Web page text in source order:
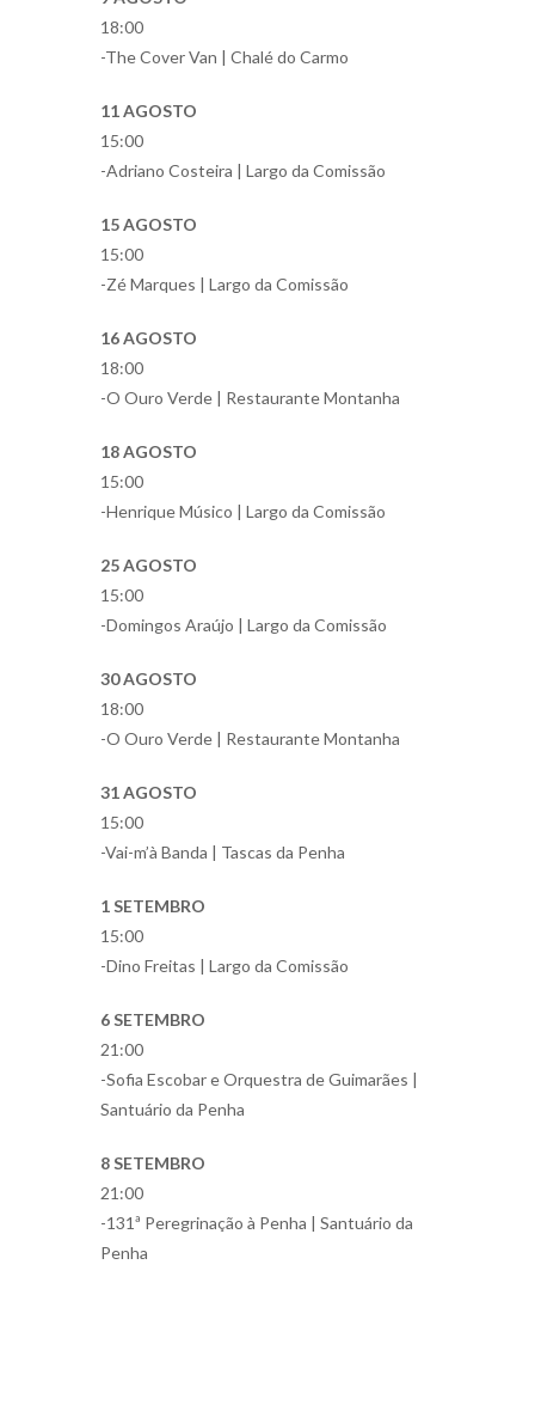
18:00
-The Cover Van | Chalé do Carmo
11 AGOSTO
15:00
-Adriano Costeira | Largo da Comissão
15 AGOSTO
15:00
-Zé Marques | Largo da Comissão
16 AGOSTO
18:00
-O Ouro Verde | Restaurante Montanha
18 AGOSTO
15:00
-Henrique Músico | Largo da Comissão
25 AGOSTO
15:00
-Domingos Araújo | Largo da Comissão
30 AGOSTO
18:00
-O Ouro Verde | Restaurante Montanha
31 AGOSTO
15:00
-Vai-m’à Banda | Tascas da Penha
1 SETEMBRO
15:00
-Dino Freitas | Largo da Comissão
6 SETEMBRO
21:00
-Sofia Escobar e Orquestra de Guimarães |
Santuário da Penha
8 SETEMBRO
21:00
-131ª Peregrinação à Penha | Santuário da
Penha